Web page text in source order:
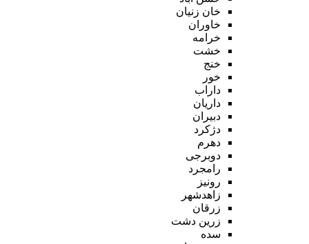
خان زنیان
خاوران
خرامه
خشت
خنج
خور
داراب
داریان
دبیران
دژکرد
دهرم
دوبرجی
رامجرد
رونیز
زاهدشهر
زرقان
زرین دشت
سده